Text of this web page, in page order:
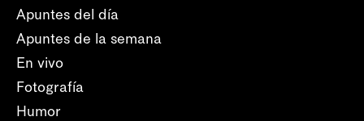
Apuntes del día
Apuntes de la semana
En vivo
Fotografía
Humor